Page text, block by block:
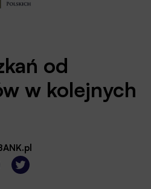
od
w kolejnych